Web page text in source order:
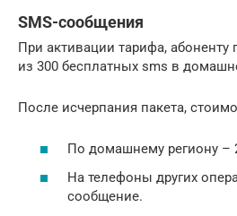
SMS-сообщения
При активации тарифа, абоненту
из 300 бесплатных sms в
После исчерпания пакета,
По домашнему региону –
На телефоны других
сообщение.